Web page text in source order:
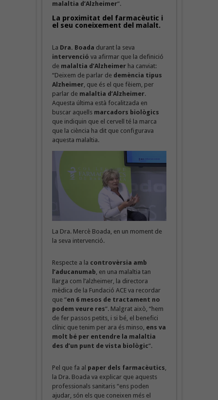
malaltia d’Alzheimer“.
La proximitat del farmacèutic i
el seu coneixement del malalt.
La Dra. Boada durant la seva
intervenció va afirmar que la definició
demalaltia d’Alzheimerha canviat:
“Deixem de parlar de demència tipus
Alzheimer, que és el que fèiem, per
parlar de malaltia d’Alzheimer.
Aquesta última està focalitzada en
buscar aquells marcadors biològics
que indiquin que el cervell té la marca
que la ciència ha dit que configurava
aquesta malaltia.
La Dra. Mercè Boada, en un moment de
la seva intervenció.
Respecte a la controvèrsia amb
l’aducanumab , en una malaltia tan
llarga com l’alzheimer, la directora
mèdica de la Fundació ACE va recordar
que “en 6 mesos de tractament no
podem veure res“. Malgrat això, “hem
de fer passos petits, i si bé, el benefici
clínic que tenim per ara és minso, ens va
molt bé per entendre la malaltia
des d’un punt de vista biològic“.
Pel que fa al paper dels farmacèutics
la Dra. Boada va explicar que aquests
professionals sanitaris “ens poden
ajudar, són els que coneixen més el